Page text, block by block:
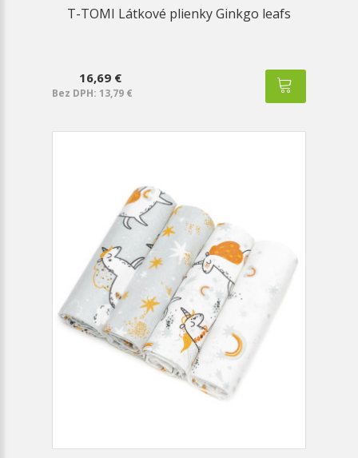
T-TOMI Látkové plienky Ginkgo leafs
16,69 €
Bez DPH: 13,79 €